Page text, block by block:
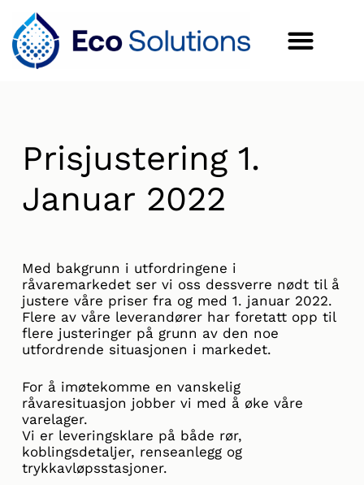
Prisjustering 1.
Januar 2022
Med bakgrunn i utfordringene i
råvaremarkedet ser vi oss dessverre nødt til å
justere våre priser fra og med 1. januar 2022.
Flere av våre leverandører har foretatt opp til
flere justeringer på grunn av den noe
utfordrende situasjonen i markedet.
For å imøtekomme en vanskelig
råvaresituasjon jobber vi med å øke våre
varelager.
Vi er leveringsklare på både rør,
koblingsdetaljer, renseanlegg og
trykkavløpsstasjoner.